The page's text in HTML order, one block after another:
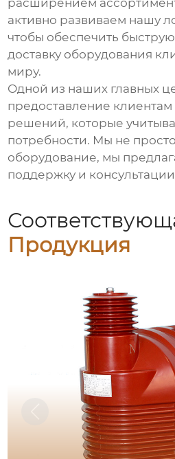
расширением
активно развиваем нашу
чтобы обеспечить
доставку оборудования
миру.
Одной из наших главных
предоставление
решений, которые
потребности. Мы не
оборудование, мы
поддержку и
Продукция